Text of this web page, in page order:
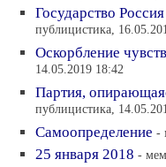
Государство
публицистика,
Оскорбление
14.05.2019 18:42
Партия,
публицистика,
Самоопределение -
25 января 2018 -